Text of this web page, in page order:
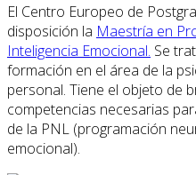
El Centro Europeo de
disposición la Maestría en
Inteligencia Emocional. Se
formación en el área de la
personal. Tiene el objeto de
competencias necesarias
de la PNL (programación
emocional).